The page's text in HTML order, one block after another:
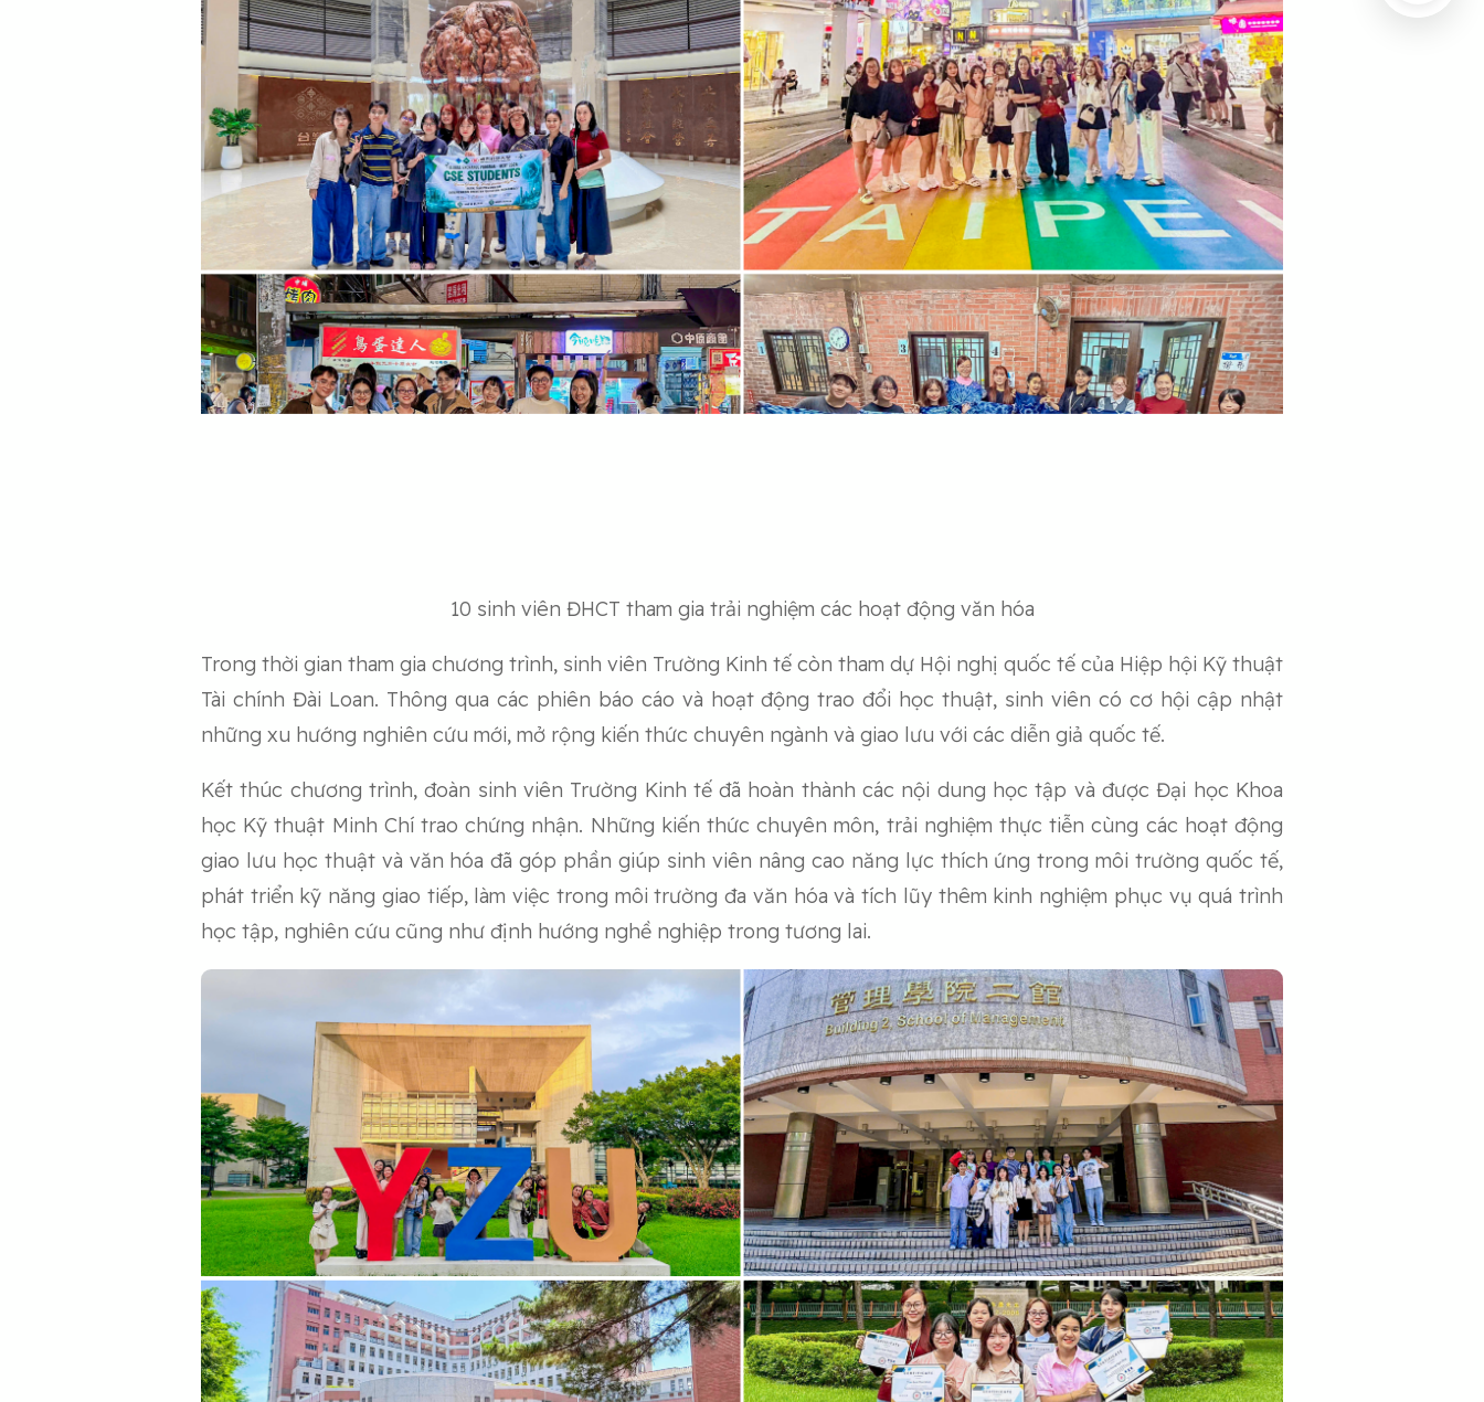
10 sinh viên ĐHCT tham gia trải nghiệm các hoạt động văn hóa
Trong thời gian tham gia chương trình, sinh viên Trường Kinh tế còn tham dự Hội nghị quốc tế của Hiệp hội Kỹ thuật
Tài chính Đài Loan. Thông qua các phiên báo cáo và hoạt động trao đổi học thuật, sinh viên có cơ hội cập nhật
những xu hướng nghiên cứu mới, mở rộng kiến thức chuyên ngành và giao lưu với các diễn giả quốc tế.
Kết thúc chương trình, đoàn sinh viên Trường Kinh tế đã hoàn thành các nội dung học tập và được Đại học Khoa
học Kỹ thuật Minh Chí trao chứng nhận. Những kiến thức chuyên môn, trải nghiệm thực tiễn cùng các hoạt động
giao lưu học thuật và văn hóa đã góp phần giúp sinh viên nâng cao năng lực thích ứng trong môi trường quốc tế,
phát triển kỹ năng giao tiếp, làm việc trong môi trường đa văn hóa và tích lũy thêm kinh nghiệm phục vụ quá trình
học tập, nghiên cứu cũng như định hướng nghề nghiệp trong tương lai.